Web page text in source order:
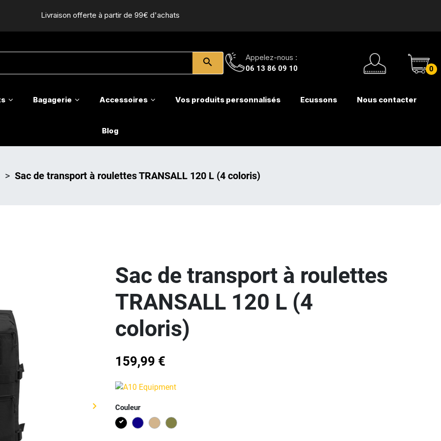
Livraison offerte à partir de 99€ d'achats
search Appelez-nous :
06 13 86 09 10 0
Bagagerie Accessoires Vos produits personnalisés Ecussons Nous contacter
Blog
> Sac de transport à roulettes TRANSALL 120 L (4 coloris)
Suivant
keyboard_arrow_right
Sac de transport à roulettes
TRANSALL 120 L (4
coloris)
159,99 €
Couleur
Noir
Bleu TAN VERT OLIVE